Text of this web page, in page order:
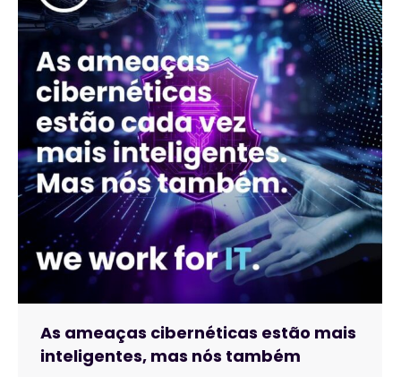
As ameaças cibernéticas estão mais
inteligentes, mas nós também